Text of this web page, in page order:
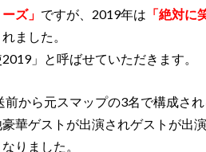
ズ」 ですが、2019年は 「絶対に
ました。
」と呼ばせていただきます。
前から元スマップの3名で構成さ
華ゲストが出演されゲストが出
りました。